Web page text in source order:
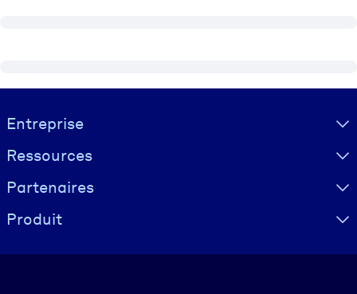
Visually hidden Text
Entreprise
Ressources
Partenaires
Produit